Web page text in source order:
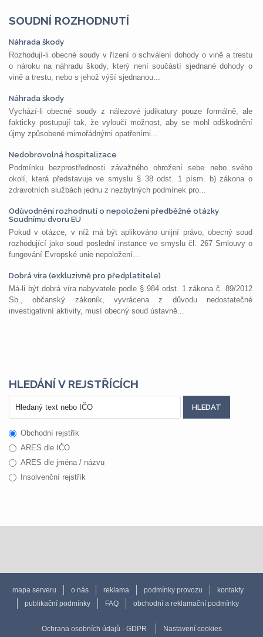
SOUDNÍ ROZHODNUTÍ
Náhrada škody
Rozhodují-li obecné soudy v řízení o schválení dohody o vině a trestu
o nároku na náhradu škody, který není součástí sjednané dohody o
vině a trestu, nebo s jehož výší sjednanou...
Náhrada škody
Vychází-li obecné soudy z nálezové judikatury pouze formálně, ale
fakticky postupují tak, že vyloučí možnost, aby se mohl odškodnění
újmy způsobené mimořádnými opatřeními...
Nedobrovolná hospitalizace
Podmínku bezprostřednosti závažného ohrožení sebe nebo svého
okolí, která představuje ve smyslu § 38 odst. 1 písm. b) zákona o
zdravotních službách jednu z nezbytných podmínek pro...
Odůvodnění rozhodnutí o nepoložení předběžné otázky
Soudnímu dvoru EU
Pokud v otázce, v níž má být aplikováno unijní právo, obecný soud
rozhodující jako soud poslední instance ve smyslu čl. 267 Smlouvy o
fungování Evropské unie nepoložení...
Dobrá víra (exkluzivně pro předplatitele)
Má-li být dobrá víra nabyvatele podle § 984 odst. 1 zákona č. 89/2012
Sb., občanský zákoník, vyvrácena z důvodu nedostatečné
investigativní aktivity, musí obecný soud ústavně...
HLEDÁNÍ V REJSTŘÍCÍCH
Obchodní rejstřík
ARES dle IČO
ARES dle jména / názvu
Insolvenční rejstřík
mapa serveru o nás reklama podmínky provozu
kontakty
publikační podmínky
FAQ obchodní a reklamační podmínky
Ochrana osobních údajů - GDPR Nastavení cookies